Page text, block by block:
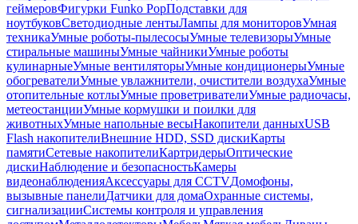
геймеровФигурки Funko PopПодставки для
ноутбуковСветодиодные лентыЛампы для мониторовУмная
техникаУмные роботы-пылесосыУмные телевизорыУмные
стиральные машиныУмные чайникиУмные роботы
кулинарныеУмные вентиляторыУмные кондиционерыУмные
обогревателиУмные увлажнители, очистители воздухаУмные
отопительные котлыУмные проветривателиУмные радиочасы,
метеостанцииУмные кормушки и поилки для
животныхУмные напольные весыНакопители данныхUSB
Flash накопителиВнешние HDD, SSD дискиКарты
памятиСетевые накопителиКартридерыОптические
дискиНаблюдение и безопасностьКамеры
видеонаблюденияАксессуары для CCTVДомофоны,
вызывные панелиДатчики для домаОхранные системы,
сигнализацииСистемы контроля и управления